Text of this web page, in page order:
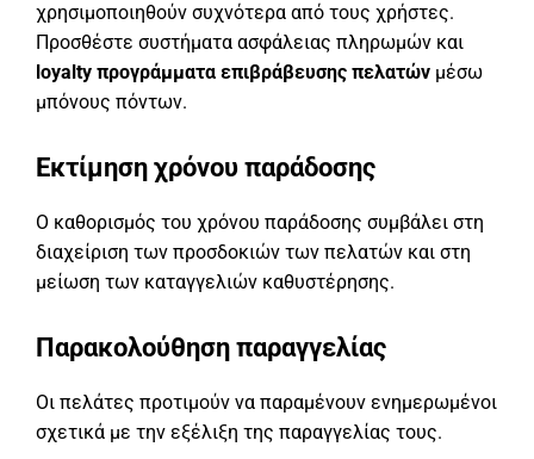
χρησιμοποιηθούν συχνότερα από τους χρήστες.
Προσθέστε συστήματα ασφάλειας πληρωμών και
loyalty προγράμματα επιβράβευσης πελατών μέσω
μπόνους πόντων.
Εκτίμηση χρόνου παράδοσης
Ο καθορισμός του χρόνου παράδοσης συμβάλει στη
διαχείριση των προσδοκιών των πελατών και στη
μείωση των καταγγελιών καθυστέρησης.
Παρακολούθηση παραγγελίας
Οι πελάτες προτιμούν να παραμένουν ενημερωμένοι
σχετικά με την εξέλιξη της παραγγελίας τους.